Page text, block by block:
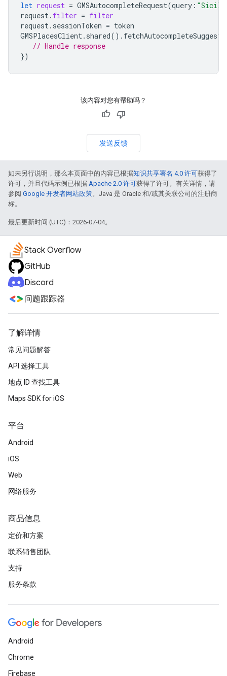
let request = GMSAutocompleteRequest(query :
request. filter = filter
request. sessionToken = token
GMSPlacesClient. shared().
// Handle response
})
该内容对您有帮助吗？
发送反馈
如未另行说明，那么本页面中的内容已根据知识共享署名 4.0 许可获得了
许可，并且代码示例已根据 Apache 2.0 许可获得了许可。有关详情，请
参阅 Google 开发者网站政策。Java 是 Oracle 和/或其关联公司的注册商
标。
最后更新时间 (UTC)：2026-07-04。
Stack Overflow
GitHub
Discord
问题跟踪器
了解详情
常见问题解答
API 选择工具
地点 ID 查找工具
Maps SDK for iOS
平台
Android
iOS
Web
网络服务
商品信息
定价和方案
联系销售团队
支持
服务条款
Android
Chrome
Firebase